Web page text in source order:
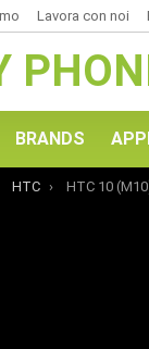
Lavora con noi
BRANDS
HTC HTC 10 (M10):